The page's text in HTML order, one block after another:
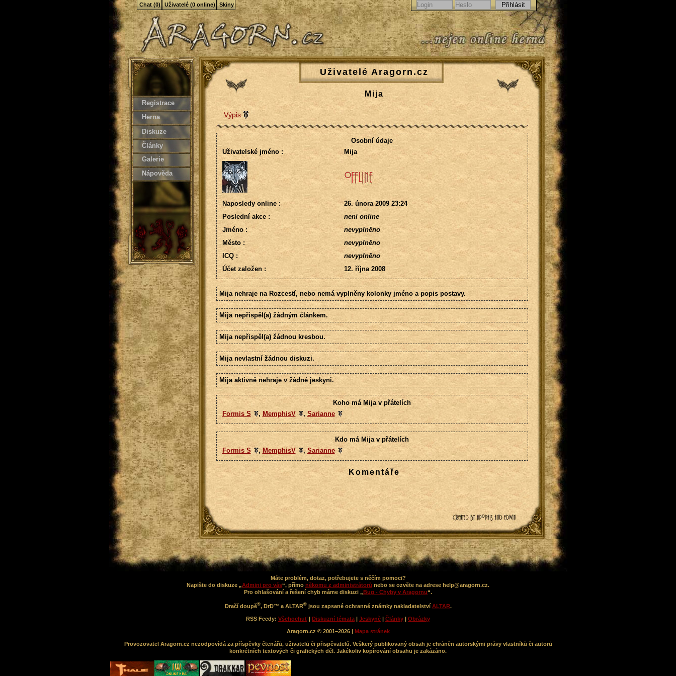
Registrace
Herna
Diskuze
Články
Galerie
Nápověda
Uživatelé Aragorn.cz
Mija
Výpis
Osobní údaje
Uživatelské jméno :
Mija
Naposledy online :
26. února 2009 23:24
Poslední akce :
není online
Jméno :
nevyplněno
Město :
nevyplněno
ICQ :
nevyplněno
Účet založen :
12. října 2008
Mija nehraje na Rozcestí, nebo nemá vyplněny kolonky jméno a popis postavy.
Mija nepřispěl(a) žádným článkem.
Mija nepřispěl(a) žádnou kresbou.
Mija nevlastní žádnou diskuzi.
Mija aktivně nehraje v žádné jeskyni.
Koho má Mija v přátelích
Formis S
, MemphisV ,Sarianne
Kdo má Mija v přátelích
Formis S
, MemphisV , Sarianne
Komentáře
Máte problém, dotaz, potřebujete s něčím pomoci?
Napište do diskuze „Admini pro vás“, přímo někomu z administrátorů nebo se ozvěte na adrese help@aragorn.cz.
Pro ohlašování a řešení chyb máme diskuzi „Bug - Chyby v Aragornu“.
Dračí doupě®, DrD™ a ALTAR®jsou zapsané ochranné známky nakladatelství ALTAR.
RSS Feedy: Všehochuť| Diskuzní témata | Jeskyně | Články | Obrázky
Aragorn.cz © 2001–2026 | Mapa stránek
Provozovatel Aragorn.cz nezodpovídá za příspěvky čtenářů, uživatelů či přispěvatelů. Veškerý publikovaný obsah je chráněn autorskými právy vlastníků či autorů
konkrétních textových či grafických děl. Jakékoliv kopírování obsahu je zakázáno.
Chat (0) Uživatelé (0 online) Skiny